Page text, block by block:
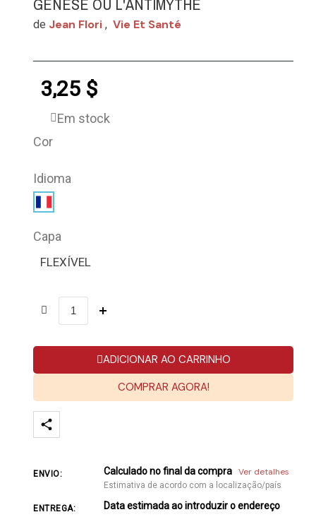
de Jean Flori , Vie Et Santé
3,25 $
Em stock
Cor
Idioma
Capa
FLEXÍVEL
ADICIONAR AO CARRINHO
COMPRAR AGORA!
ENVIO: Calculado no final da compra Ver detalhes
Estimativa de acordo com a localização/país
ENTREGA: Data estimada ao introduzir o endereço